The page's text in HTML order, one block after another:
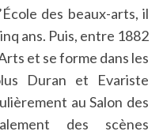
des beaux-arts, il
ans. Puis, entre 1882
et se forme dans les
Duran et Evariste
au Salon des
des scènes